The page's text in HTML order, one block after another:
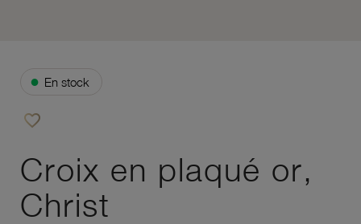
● En stock
favorite_border
Croix en plaqué or,
Christ